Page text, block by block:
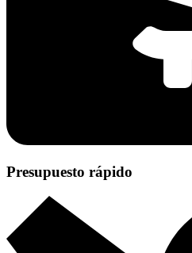
Presupuesto rápido